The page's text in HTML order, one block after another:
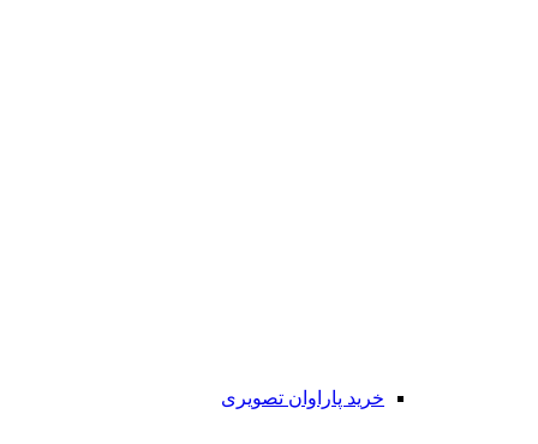
خرید پاراوان تصویری